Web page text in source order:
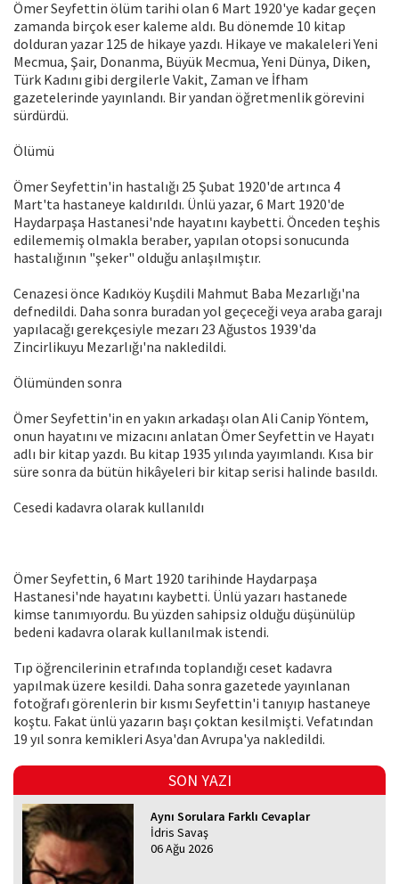
Ömer Seyfettin ölüm tarihi olan 6 Mart 1920'ye kadar geçen
zamanda birçok eser kaleme aldı. Bu dönemde 10 kitap
dolduran yazar 125 de hikaye yazdı. Hikaye ve makaleleri Yeni
Mecmua, Şair, Donanma, Büyük Mecmua, Yeni Dünya, Diken,
Türk Kadını gibi dergilerle Vakit, Zaman ve İfham
gazetelerinde yayınlandı. Bir yandan öğretmenlik görevini
sürdürdü.
Ölümü
Ömer Seyfettin'in hastalığı 25 Şubat 1920'de artınca 4
Mart'ta hastaneye kaldırıldı. Ünlü yazar, 6 Mart 1920'de
Haydarpaşa Hastanesi'nde hayatını kaybetti. Önceden teşhis
edilememiş olmakla beraber, yapılan otopsi sonucunda
hastalığının "şeker" olduğu anlaşılmıştır.
Cenazesi önce Kadıköy Kuşdili Mahmut Baba Mezarlığı'na
defnedildi. Daha sonra buradan yol geçeceği veya araba garajı
yapılacağı gerekçesiyle mezarı 23 Ağustos 1939'da
Zincirlikuyu Mezarlığı'na nakledildi.
Ölümünden sonra
Ömer Seyfettin'in en yakın arkadaşı olan Ali Canip Yöntem,
onun hayatını ve mizacını anlatan Ömer Seyfettin ve Hayatı
adlı bir kitap yazdı. Bu kitap 1935 yılında yayımlandı. Kısa bir
süre sonra da bütün hikâyeleri bir kitap serisi halinde basıldı.
Cesedi kadavra olarak kullanıldı
Ömer Seyfettin, 6 Mart 1920 tarihinde Haydarpaşa
Hastanesi'nde hayatını kaybetti. Ünlü yazarı hastanede
kimse tanımıyordu. Bu yüzden sahipsiz olduğu düşünülüp
bedeni kadavra olarak kullanılmak istendi.
Tıp öğrencilerinin etrafında toplandığı ceset kadavra
yapılmak üzere kesildi. Daha sonra gazetede yayınlanan
fotoğrafı görenlerin bir kısmı Seyfettin'i tanıyıp hastaneye
koştu. Fakat ünlü yazarın başı çoktan kesilmişti. Vefatından
19 yıl sonra kemikleri Asya'dan Avrupa'ya nakledildi.
SON YAZI
Aynı Sorulara Farklı Cevaplar
İdris Savaş
06 Ağu 2026